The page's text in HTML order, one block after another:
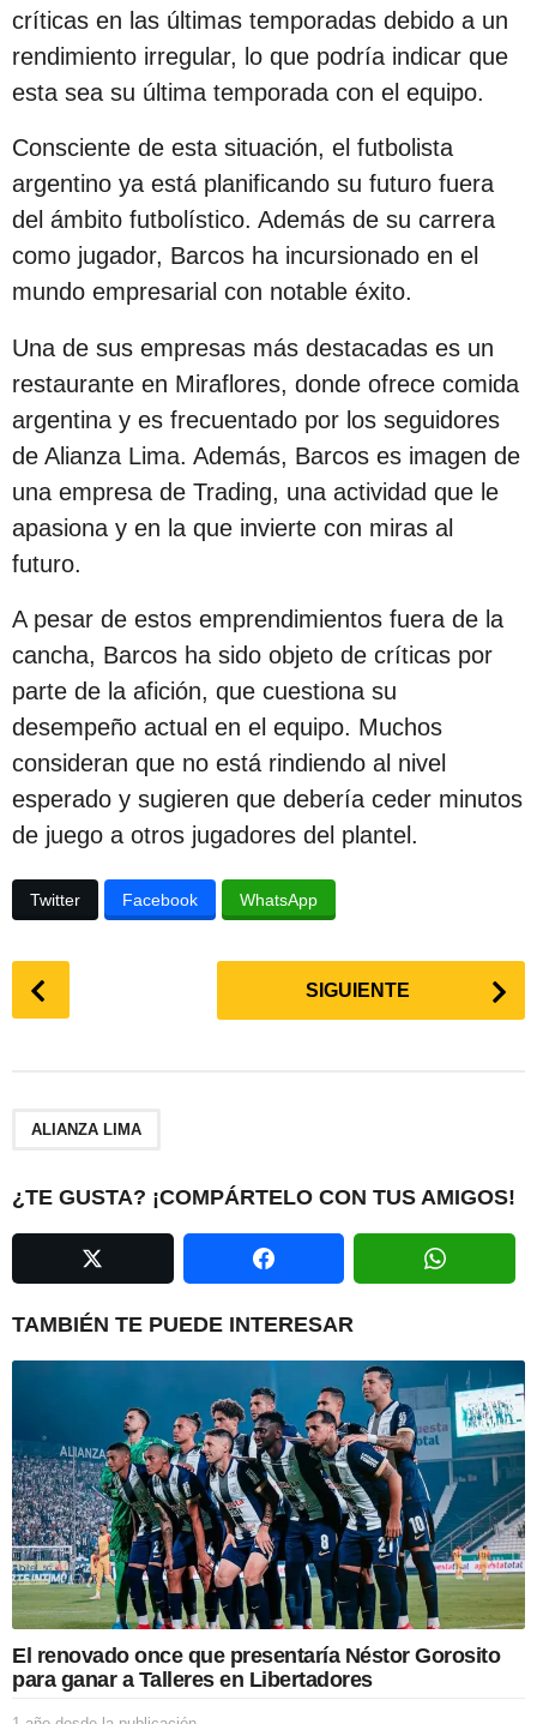
a
ñ
o
d
e
s
d
e
l
a
p
u
b
l
i
a
c
i
ó
n
críticas en las últimas temporadas debido a un
rendimiento irregular, lo que podría indicar que
esta sea su última temporada con el equipo.
Consciente de esta situación, el futbolista
argentino ya está planificando su futuro fuera
del ámbito futbolístico. Además de su carrera
como jugador, Barcos ha incursionado en el
mundo empresarial con notable éxito.
Una de sus empresas más destacadas es un
restaurante en Miraflores, donde ofrece comida
argentina y es frecuentado por los seguidores
de Alianza Lima. Además, Barcos es imagen de
una empresa de Trading, una actividad que le
apasiona y en la que invierte con miras al
futuro.
A pesar de estos emprendimientos fuera de la
cancha, Barcos ha sido objeto de críticas por
parte de la afición, que cuestiona su
desempeño actual en el equipo. Muchos
consideran que no está rindiendo al nivel
esperado y sugieren que debería ceder minutos
de juego a otros jugadores del plantel.
Twitter Facebook WhatsApp
o
i
n
t
i
SIGUIENTE
ALIANZA LIMA
¿TE GUSTA? ¡COMPÁRTELO CON TUS AMIGOS!
TAMBIÉN TE PUEDE INTERESAR
El renovado once que presentaría Néstor Gorosito
para ganar a Talleres en Libertadores